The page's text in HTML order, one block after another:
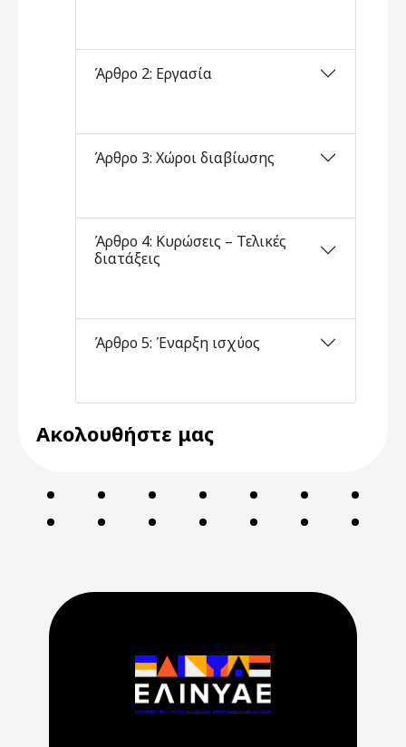
Άρθρο 2: Εργασία
Άρθρο 3: Χώροι διαβίωσης
Άρθρο 4: Κυρώσεις – Τελικές
διατάξεις
Άρθρο 5: Έναρξη ισχύος
Ακολουθήστε μας